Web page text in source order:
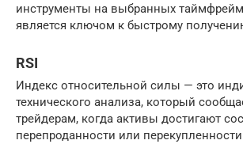
инструменты на выбранных
является ключом к быстрому
RSI
Индекс относительной силы — это
технического анализа, который
трейдерам, когда активы достигают
перепроданности или